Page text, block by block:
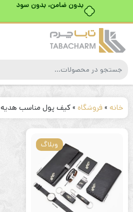
بدون ضامن، بدون سود
خانه »فروشگاه »کیف پول مناسب هدیه
وبلاگ